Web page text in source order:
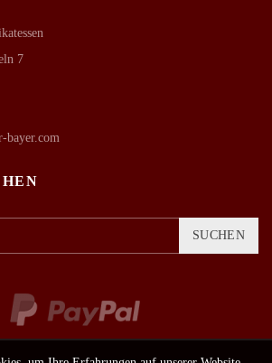
7
bayer.com
SUCHEN